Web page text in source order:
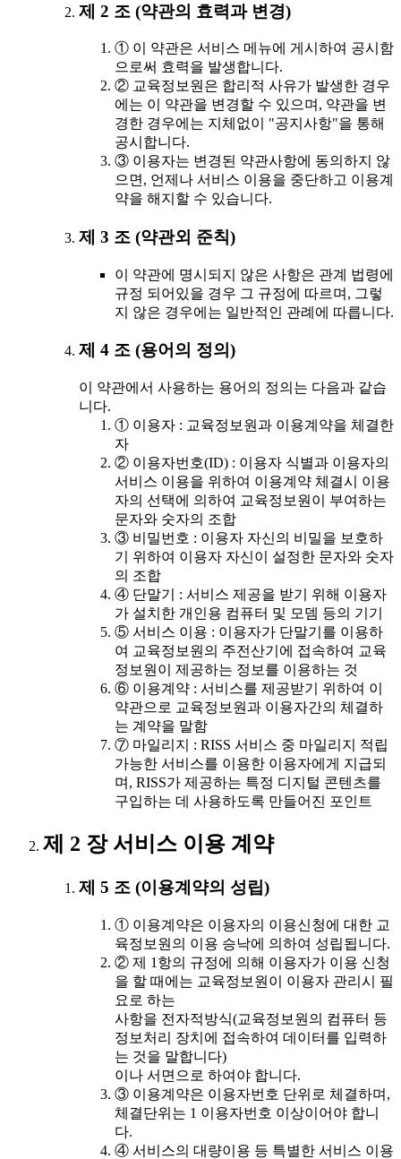
제 2 조 (약관의 효력과 변경)
① 이 약관은 서비스 메뉴에 게시하여 공시함
으로써 효력을 발생합니다.
② 교육정보원은 합리적 사유가 발생한 경우
에는 이 약관을 변경할 수 있으며, 약관을 변
경한 경우에는 지체없이 "공지사항"을 통해
공시합니다.
③ 이용자는 변경된 약관사항에 동의하지 않
으면, 언제나 서비스 이용을 중단하고 이용계
약을 해지할 수 있습니다.
제 3 조 (약관외 준칙)
이 약관에 명시되지 않은 사항은 관계 법령에
규정 되어있을 경우 그 규정에 따르며, 그렇
지 않은 경우에는 일반적인 관례에 따릅니다.
제 4 조 (용어의 정의)
이 약관에서 사용하는 용어의 정의는 다음과 같습
니다.
① 이용자 : 교육정보원과 이용계약을 체결한
자
② 이용자번호(ID) : 이용자 식별과 이용자의
서비스 이용을 위하여 이용계약 체결시 이용
자의 선택에 의하여 교육정보원이 부여하는
문자와 숫자의 조합
③ 비밀번호 : 이용자 자신의 비밀을 보호하
기 위하여 이용자 자신이 설정한 문자와 숫자
의 조합
④ 단말기 : 서비스 제공을 받기 위해 이용자
가 설치한 개인용 컴퓨터 및 모뎀 등의 기기
⑤ 서비스 이용 : 이용자가 단말기를 이용하
여 교육정보원의 주전산기에 접속하여 교육
정보원이 제공하는 정보를 이용하는 것
⑥ 이용계약 : 서비스를 제공받기 위하여 이
약관으로 교육정보원과 이용자간의 체결하
는 계약을 말함
⑦ 마일리지 : RISS 서비스 중 마일리지 적립
가능한 서비스를 이용한 이용자에게 지급되
며, RISS가 제공하는 특정 디지털 콘텐츠를
구입하는 데 사용하도록 만들어진 포인트
제 2 장 서비스 이용 계약
제 5 조 (이용계약의 성립)
① 이용계약은 이용자의 이용신청에 대한 교
육정보원의 이용 승낙에 의하여 성립됩니다.
② 제 1항의 규정에 의해 이용자가 이용 신청
을 할 때에는 교육정보원이 이용자 관리시 필
요로 하는
사항을 전자적방식(교육정보원의 컴퓨터 등
정보처리 장치에 접속하여 데이터를 입력하
는 것을 말합니다)
이나 서면으로 하여야 합니다.
③ 이용계약은 이용자번호 단위로 체결하며,
체결단위는 1 이용자번호 이상이어야 합니
다.
④ 서비스의 대량이용 등 특별한 서비스 이용